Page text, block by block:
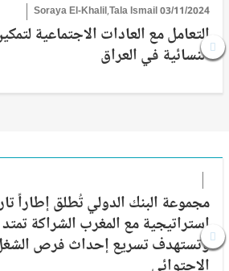
Soraya El-Khalil,Tala Ismail03/11/2024
التعامل مع العادات الاجتماعية
النسائية في العراق
مجموعة البنك الدولي تُطلق إطاراً
إستراتيجية مع المغرب الشراكة
وتستهدف تسريع إحداث فرص الشغل